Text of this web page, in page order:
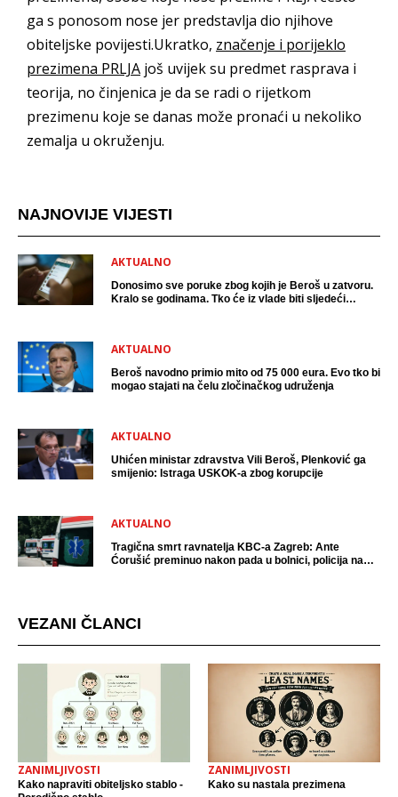
ga s ponosom nose jer predstavlja dio njihove
obiteljske povijesti.Ukratko, značenje i porijeklo
prezimena PRLJA još uvijek su predmet rasprava i
teorija, no činjenica je da se radi o rijetkom
prezimenu koje se danas može pronaći u nekoliko
zemalja u okruženju.
NAJNOVIJE VIJESTI
AKTUALNO
Donosimo sve poruke zbog kojih je Beroš u zatvoru.
Kralo se godinama. Tko će iz vlade biti sljedeći
AKTUALNO
Beroš navodno primio mito od 75 000 eura. Evo tko bi
mogao stajati na čelu zločinačkog udruženja
AKTUALNO
Uhićen ministar zdravstva Vili Beroš, Plenković ga
smijenio: Istraga USKOK-a zbog korupcije
AKTUALNO
Tragična smrt ravnatelja KBC-a Zagreb: Ante
Ćorušić preminuo nakon pada u bolnici, policija na
VEZANI ČLANCI
ZANIMLJIVOSTI
Kako napraviti obiteljsko stablo -
ZANIMLJIVOSTI
Kako su nastala prezimena